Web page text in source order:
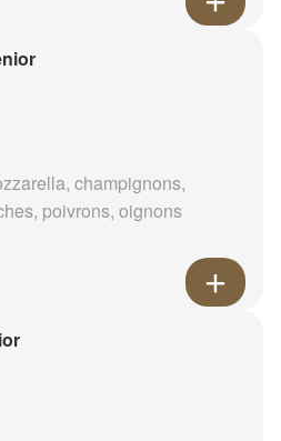
champignons,
poivrons, oignons